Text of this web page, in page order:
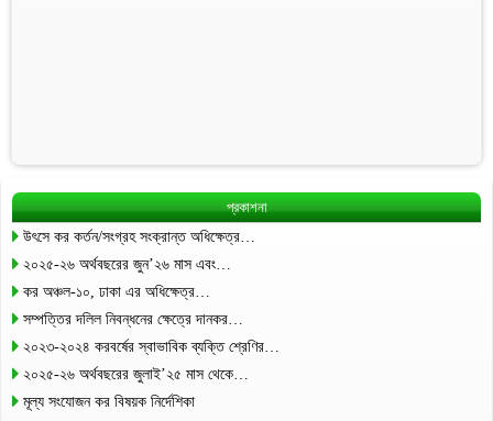
প্রকাশনা
উৎসে কর কর্তন/সংগ্রহ সংক্রান্ত অধিক্ষেত্র…
২০২৫-২৬ অর্থবছরের জুন’২৬ মাস এবং…
কর অঞ্চল-১০, ঢাকা এর অধিক্ষেত্র…
সম্পত্তির দলিল নিবন্ধনের ক্ষেত্রে দানকর…
২০২৩-২০২৪ করবর্ষের স্বাভাবিক ব্যক্তি শ্রেণির…
২০২৫-২৬ অর্থবছরের জুলাই’২৫ মাস থেকে…
মূল্য সংযোজন কর বিষয়ক নির্দেশিকা